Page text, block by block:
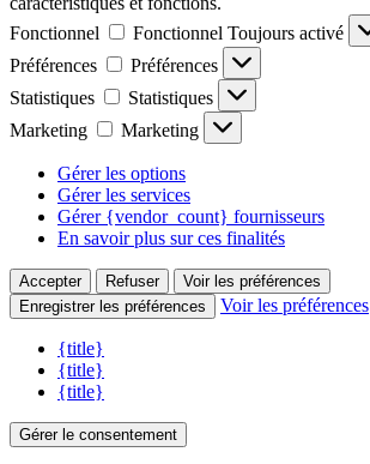
Fonctionnel
Fonctionnel Toujours activé
Préférences
Préférences
Statistiques
Statistiques
Marketing
Marketing
Gérer les options
Gérer les services
Gérer {vendor_count} fournisseurs
En savoir plus sur ces finalités
Accepter Refuser
Voir les préférences
Enregistrer les préférences
Voir les préférences
{title}
{title}
{title}
Gérer le consentement